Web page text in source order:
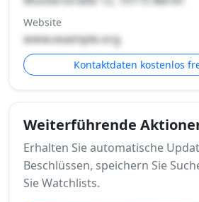
Website
www.example.org
Kontaktdaten kostenlos
Weiterführende
Erhalten Sie automatische
Beschlüssen, speichern Sie
Sie Watchlists.